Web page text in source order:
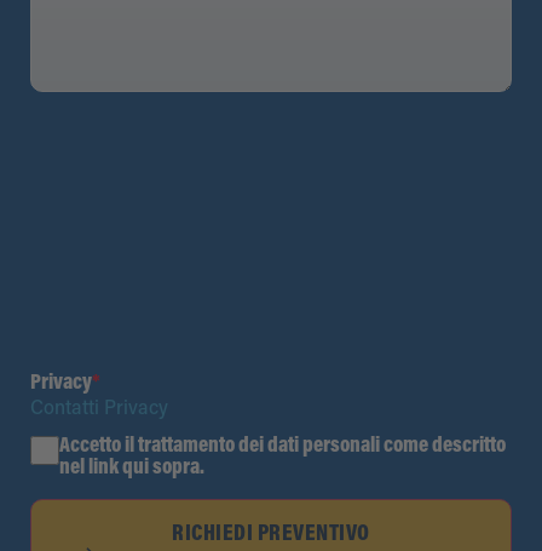
Privacy*
Contatti Privacy
Accetto il trattamento dei dati personali come descritto
nel link qui sopra.
RICHIEDI PREVENTIVO